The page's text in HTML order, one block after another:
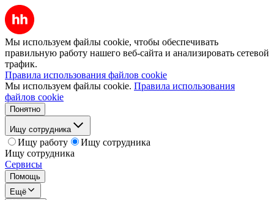
Мы используем файлы cookie, чтобы обеспечивать
правильную работу нашего веб-сайта и анализировать сетевой
трафик.
Правила использования файлов cookie
Мы используем файлы cookie. Правила использования
файлов cookie
Понятно
Ищу сотрудника
Ищу работу
Ищу сотрудника
Ищу сотрудника
Сервисы
Помощь
Ещё